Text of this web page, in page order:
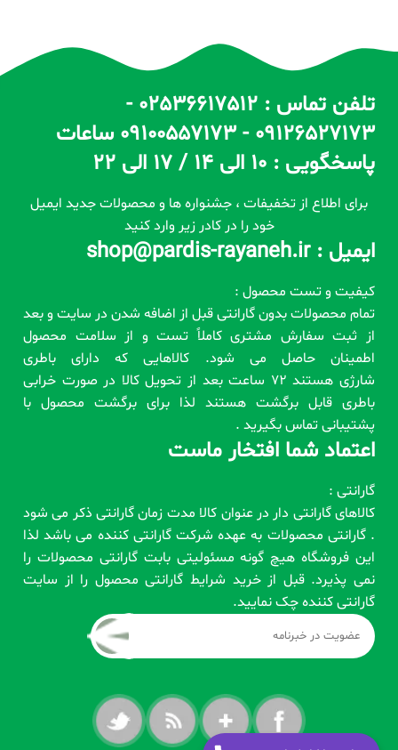
تلفن تماس : 02536617512 -
09126527173 - 09100557173 ساعات
پاسخگویی : 10 الی 14 / 17 الی 22
برای اطلاع از تخفیفات ، جشنواره ها و محصولات جدید ایمیل
خود را در کادر زیر وارد کنید
ایمیل : shop@pardis-rayaneh.ir
کیفیت و تست محصول :
تمام محصولات بدون گارانتی قبل از اضافه شدن در سایت و بعد
از ثبت سفارش مشتری کاملاً تست و از سلامت محصول
اطمینان حاصل می شود. کالاهایی که دارای باطری
شارژی هستند 72 ساعت بعد از تحویل کالا در صورت خرابی
باطری قابل برگشت هستند لذا برای برگشت محصول با
پشتیبانی تماس بگیرید .
اعتماد شما افتخار ماست
گارانتی :
کالاهای گارانتی دار در عنوان کالا مدت زمان گارانتی ذکر می شود
. گارانتی محصولات به عهده شرکت گارانتی کننده می باشد لذا
این فروشگاه هیچ گونه مسئولیتی بابت گارانتی محصولات را
نمی پذیرد. قبل از خرید شرایط گارانتی محصول را از سایت
گارانتی کننده چک نمایید.